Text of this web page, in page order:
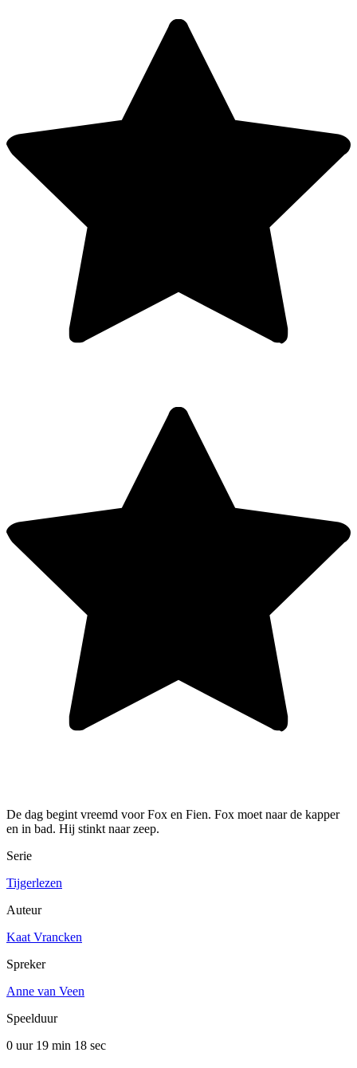
De dag begint vreemd voor Fox en Fien. Fox moet naar de kapper
en in bad. Hij stinkt naar zeep.
Serie
Tijgerlezen
Auteur
Kaat Vrancken
Spreker
Anne van Veen
Speelduur
0 uur 19 min 18 sec